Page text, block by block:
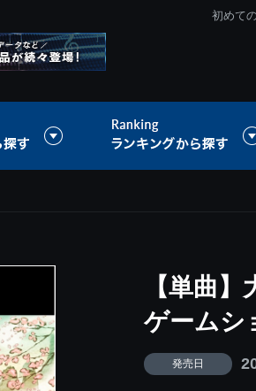
初めて
【単曲
ゲームシ
発売日